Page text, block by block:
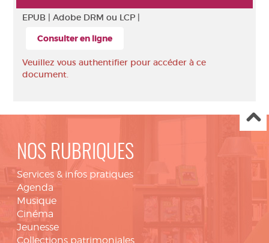
EPUB | Adobe DRM ou LCP |
Consulter en ligne
Veuillez vous authentifier pour accéder à ce
document.
NOS RUBRIQUES
Services & infos pratiques
Agenda
Musique
Cinéma
Jeunesse
Collections patrimoniales